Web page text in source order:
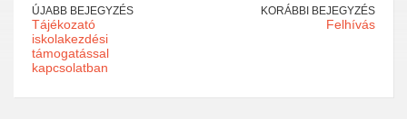
ÚJABB BEJEGYZÉS
Tájékozató
iskolakezdési
támogatással
kapcsolatban
KORÁBBI BEJEGYZÉS
Felhívás